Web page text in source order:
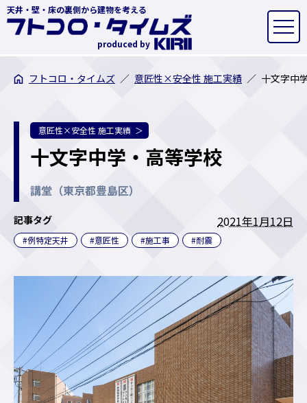
天井・壁・床の裏側から建物を考える
produced by
フトコロ・タイムズ 意匠性×安全性 施工実績 十文字中
意匠性×安全性 施工実績
十文字中学・高等学校
講堂（東京都豊島区）
2021年1月12日
記事タグ
#例特定天井 #意匠性 #施工事 #耐震